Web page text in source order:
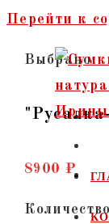
Перейти к
Выбрано:
8900 ₽